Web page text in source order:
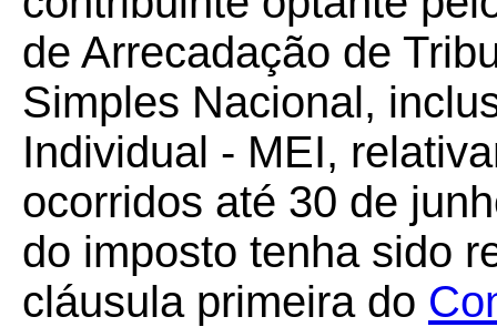
de Arrecadação de
Simples Nacional,
Individual - MEI,
ocorridos até 30 de
do imposto tenha sido
cláusula primeira do